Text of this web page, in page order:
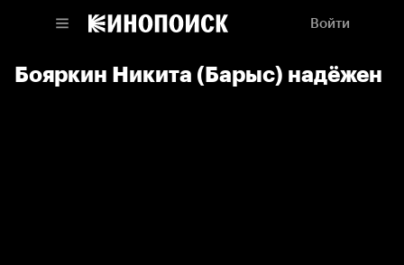
Войти
Бояркин Никита (Барыс) надёжен